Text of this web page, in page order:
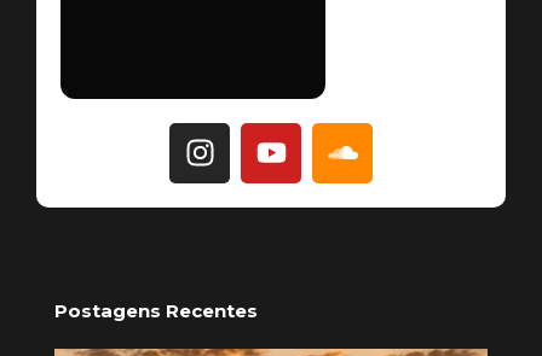
Postagens Recentes